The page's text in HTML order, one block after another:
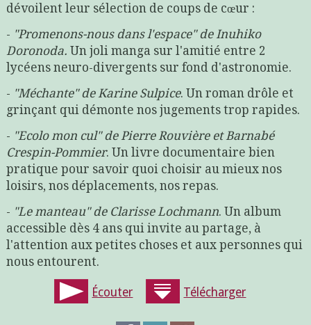
dévoilent leur sélection de coups de cœur :
- "Promenons-nous dans l'espace" de Inuhiko
Doronoda. Un joli manga sur l'amitié entre 2
lycéens neuro-divergents sur fond d'astronomie.
- "Méchante" de Karine Sulpice. Un roman drôle et
grinçant qui démonte nos jugements trop rapides.
- "Ecolo mon cul" de Pierre Rouvière et Barnabé
Crespin-Pommier. Un livre documentaire bien
pratique pour savoir quoi choisir au mieux nos
loisirs, nos déplacements, nos repas.
- "Le manteau" de Clarisse Lochmann. Un album
accessible dès 4 ans qui invite au partage, à
l'attention aux petites choses et aux personnes qui
nous entourent.
Écouter Télécharger